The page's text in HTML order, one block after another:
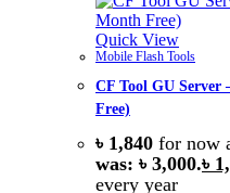
Quick View
Mobile Flash Tools
CF Tool GU Server
Free)
৳ 1,840 for now
was: ৳ 3,000.৳
every year